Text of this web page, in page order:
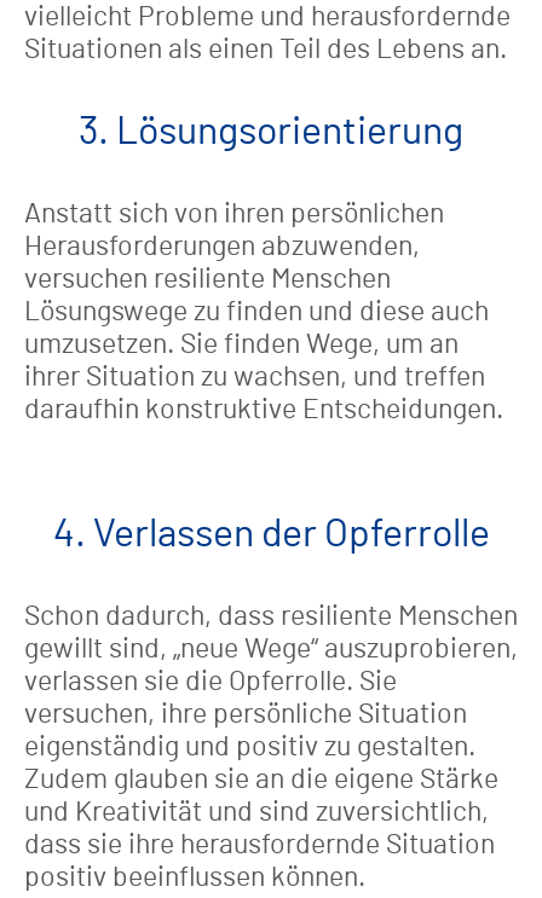
vielleicht Probleme und herausfordernde
Situationen als einen Teil des Lebens an.
3. Lösungsorientierung
Anstatt sich von ihren persönlichen
Herausforderungen abzuwenden,
versuchen resiliente Menschen
Lösungswege zu finden und diese auch
umzusetzen. Sie finden Wege, um an
ihrer Situation zu wachsen, und treffen
daraufhin konstruktive Entscheidungen.
4. Verlassen der Opferrolle
Schon dadurch, dass resiliente Menschen
gewillt sind, „neue Wege“ auszuprobieren,
verlassen sie die Opferrolle. Sie
versuchen, ihre persönliche Situation
eigenständig und positiv zu gestalten.
Zudem glauben sie an die eigene Stärke
und Kreativität und sind zuversichtlich,
dass sie ihre herausfordernde Situation
positiv beeinflussen können.